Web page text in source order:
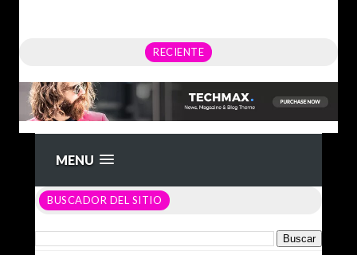
RECIENTE
MENU
BUSCADOR DEL SITIO